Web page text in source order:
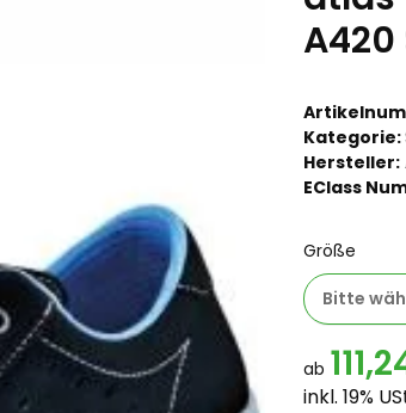
A420
Kategorie:
Hersteller:
EClass
Größe
Bitte
ab
inkl. 19%